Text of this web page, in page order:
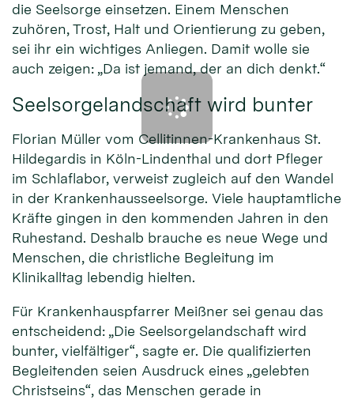
die Seelsorge einsetzen. Einem Menschen
zuhören, Trost, Halt und Orientierung zu geben,
sei ihr ein wichtiges Anliegen. Damit wolle sie
auch zeigen: „Da ist jemand, der an dich denkt.“
Seelsorgelandschaft wird bunter
Florian Müller vom Cellitinnen-Krankenhaus St.
Hildegardis in Köln-Lindenthal und dort Pfleger
im Schlaflabor, verweist zugleich auf den Wandel
in der Krankenhausseelsorge. Viele hauptamtliche
Kräfte gingen in den kommenden Jahren in den
Ruhestand. Deshalb brauche es neue Wege und
Menschen, die christliche Begleitung im
Klinikalltag lebendig hielten.
Für Krankenhauspfarrer Meißner sei genau das
entscheidend: „Die Seelsorgelandschaft wird
bunter, vielfältiger“, sagte er. Die qualifizierten
Begleitenden seien Ausdruck eines „gelebten
Christseins“, das Menschen gerade in